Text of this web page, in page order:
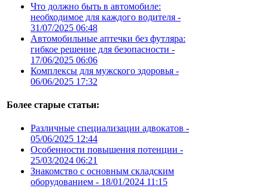
Что должно быть в автомобиле:
необходимое для каждого водителя -
31/07/2025 06:48
Автомобильные аптечки без футляра:
гибкое решение для безопасности -
17/06/2025 06:06
Комплексы для мужского здоровья -
06/06/2025 17:32
Более старые статьи:
Различные специализации адвокатов -
05/06/2025 12:44
Особенности повышения потенции -
25/03/2024 06:21
Знакомство с основным складским
оборудованием - 18/01/2024 11:15